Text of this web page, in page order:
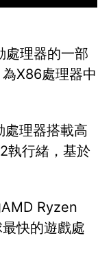
理器的一部
X86處理器中
理器搭載高
執行緒，基於
Ryzen
快的遊戲處